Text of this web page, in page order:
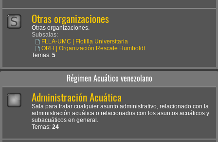
Otras organizaciones
Otras organizaciones.
Subsalas:
FLLA-UMC | Flotilla Universitaria
ORH | Organización Rescate Humboldt
Temas: 5
Régimen Acuático venezolano
Administración Acuática
Sala para tratar cualquier asunto administrativo, relacionado con la
administración acuática o relacionados con los asuntos acuáticos y
subacuáticos en general.
Temas: 24